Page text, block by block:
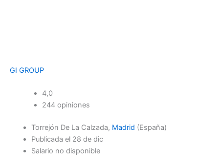
GI GROUP
4,0
244 opiniones
Torrejón De La Calzada, Madrid (España)
Publicada el 28 de dic
Salario no disponible